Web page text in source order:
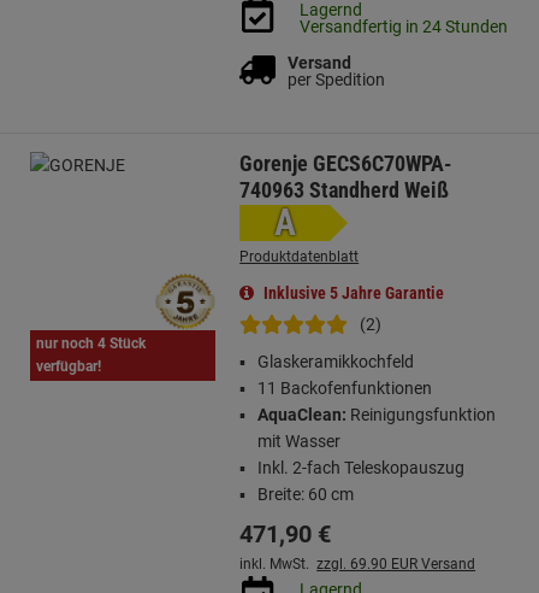
Lagernd
Versandfertig in 24 Stunden
Versand
per Spedition
nur noch 4 Stück
verfügbar!
Gorenje GECS6C70WPA-
740963 Standherd Weiß
A
Produktdatenblatt
Inklusive 5 Jahre Garantie
(2)
Glaskeramikkochfeld
11 Backofenfunktionen
AquaClean: Reinigungsfunktion
mit Wasser
Inkl. 2-fach Teleskopauszug
Breite: 60 cm
471,90 €
inkl. MwSt. zzgl. 69.90 EUR Versand